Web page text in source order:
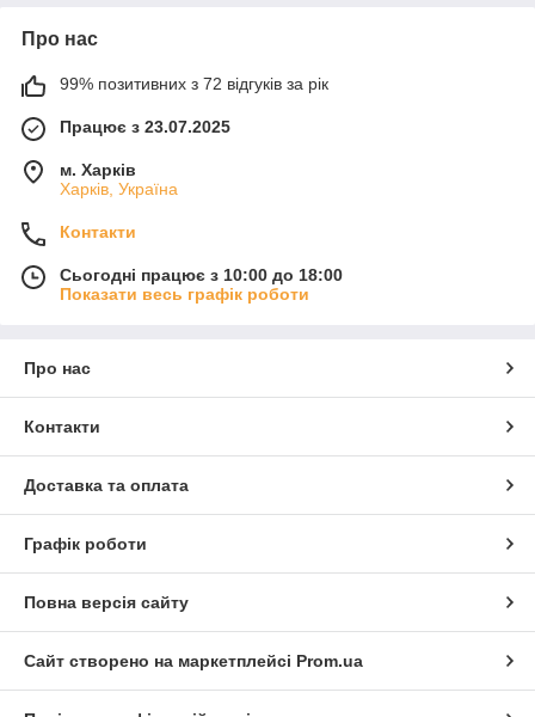
Про нас
99% позитивних з 72 відгуків за рік
Працює з 23.07.2025
м. Харків
Харків, Україна
Контакти
Сьогодні працює з 10:00 до 18:00
Показати весь графік роботи
Про нас
Контакти
Доставка та оплата
Графік роботи
Повна версія сайту
Сайт створено на маркетплейсі Prom.ua